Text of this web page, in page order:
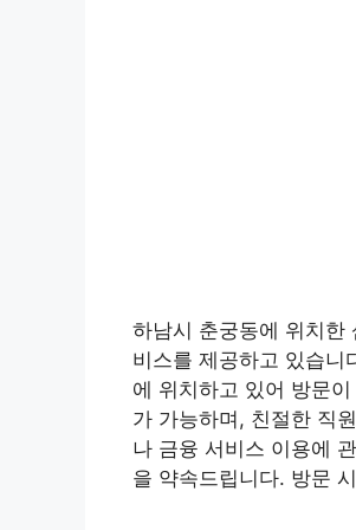
하남시 춘궁동에 위치한
비스를 제공하고 있습니
에 위치하고 있어 방문
가 가능하며, 친절한 직
나 금융 서비스 이용에
을 약속드립니다. 방문